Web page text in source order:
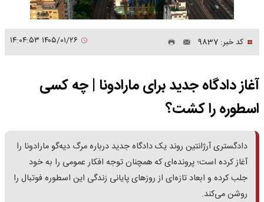
کد خبر: 9837
آغاز دادگاه جدید برای مارادونا | چه کسی
اسطوره را کشت؟
دادگستری آرژانتین روند یک دادگاه جدید درباره مرگ دیه‌گو مارادونا را
آغاز کرده است؛ پرونده‌ای که همچنان توجه افکار عمومی را به خود
جلب کرده و ابعاد تازه‌ای از روزهای پایانی زندگی این اسطوره فوتبال را
روشن می‌کند.